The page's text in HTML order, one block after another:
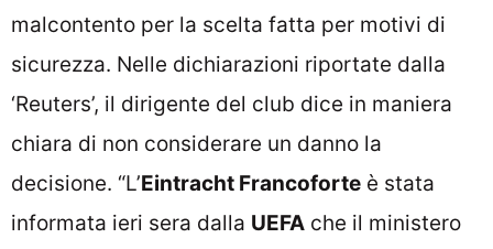
malcontento per la scelta fatta per motivi di
sicurezza. Nelle dichiarazioni riportate dalla
‘Reuters’, il dirigente del club dice in maniera
chiara di non considerare un danno la
decisione. “L’Eintracht Francoforte è stata
informata ieri sera dalla UEFA che il ministero